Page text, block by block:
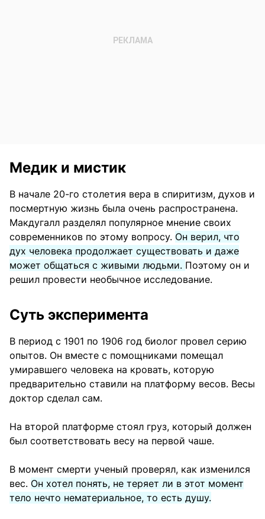
Медик и мистик
В начале 20-го столетия вера в спиритизм, духов и
посмертную жизнь была очень распространена.
Макдугалл разделял популярное мнение своих
современников по этому вопросу. Он верил, что
дух человека продолжает существовать и даже
может общаться с живыми людьми. Поэтому он и
решил провести необычное исследование.
Суть эксперимента
В период с 1901 по 1906 год биолог провел серию
опытов. Он вместе с помощниками помещал
умиравшего человека на кровать, которую
предварительно ставили на платформу весов. Весы
доктор сделал сам.
На второй платформе стоял груз, который должен
был соответствовать весу на первой чаше.
В момент смерти ученый проверял, как изменился
вес. Он хотел понять, не теряет ли в этот момент
тело нечто нематериальное, то есть душу.